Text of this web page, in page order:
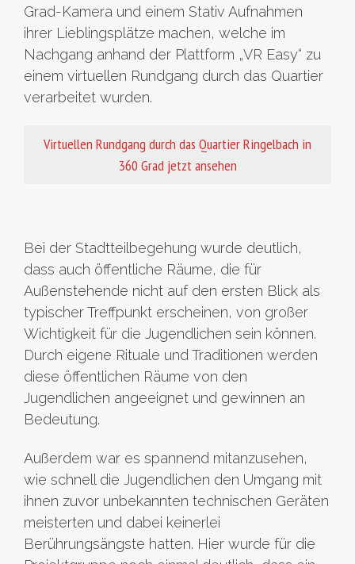
Grad-Kamera und einem Stativ Aufnahmen
ihrer Lieblingsplätze machen, welche im
Nachgang anhand der Plattform „VR Easy“ zu
einem virtuellen Rundgang durch das Quartier
verarbeitet wurden.
Virtuellen Rundgang durch das Quartier Ringelbach in
360 Grad jetzt ansehen
Bei der Stadtteilbegehung wurde deutlich,
dass auch öffentliche Räume, die für
Außenstehende nicht auf den ersten Blick als
typischer Treffpunkt erscheinen, von großer
Wichtigkeit für die Jugendlichen sein können.
Durch eigene Rituale und Traditionen werden
diese öffentlichen Räume von den
Jugendlichen angeeignet und gewinnen an
Bedeutung.
Außerdem war es spannend mitanzusehen,
wie schnell die Jugendlichen den Umgang mit
ihnen zuvor unbekannten technischen Geräten
meisterten und dabei keinerlei
Berührungsängste hatten. Hier wurde für die